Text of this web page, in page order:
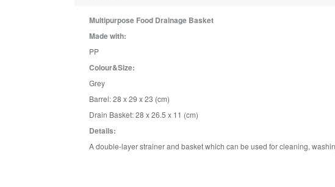
Multipurpose Food Drainage Basket
Made with:
PP
Colour&Size:
Grey
Barrel: 28 x 29 x 23 (cm)
Drain Basket: 28 x 26.5 x 11 (cm)
Details:
A double-layer strainer and basket which can be used for cleaning,